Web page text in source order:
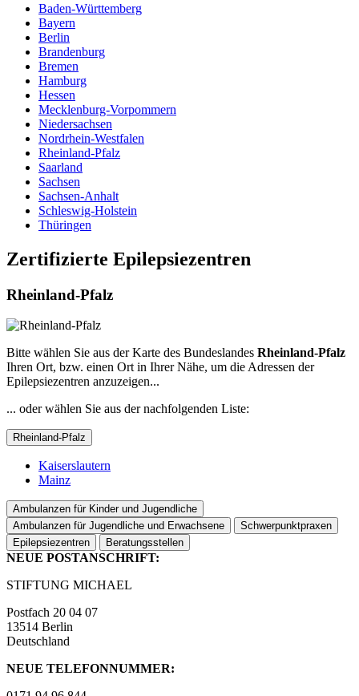
Baden-Württemberg
Bayern
Berlin
Brandenburg
Bremen
Hamburg
Hessen
Mecklenburg-Vorpommern
Niedersachsen
Nordrhein-Westfalen
Rheinland-Pfalz
Saarland
Sachsen
Sachsen-Anhalt
Schleswig-Holstein
Thüringen
Zertifizierte Epilepsiezentren
Rheinland-Pfalz
Bitte wählen Sie aus der Karte des Bundeslandes Rheinland-Pfalz
Ihren Ort, bzw. einen Ort in Ihrer Nähe, um die Adressen der
Epilepsiezentren anzuzeigen...
... oder wählen Sie aus der nachfolgenden Liste:
Rheinland-Pfalz
Kaiserslautern
Mainz
Ambulanzen für Kinder und Jugendliche
Ambulanzen für Jugendliche und Erwachsene
Schwerpunktpraxen
Epilepsiezentren
Beratungsstellen
NEUE POSTANSCHRIFT:
STIFTUNG MICHAEL
Postfach 20 04 07
13514 Berlin
Deutschland
NEUE TELEFONNUMMER: